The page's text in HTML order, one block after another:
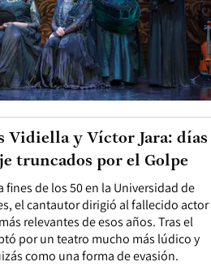
de los 50 en la Universidad de
el cantautor dirigió al fallecido actor
relevantes de esos años. Tras el
por un teatro mucho más lúdico y
como una forma de evasión.
Vidiella y Víctor Jara: días
truncados por el Golpe